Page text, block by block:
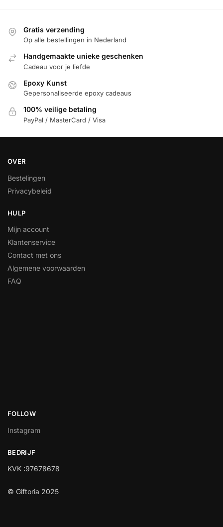
Gratis verzending
Op alle bestellingen in Nederland
Handgemaakte unieke geschenken
Cadeau voor je liefde
Epoxy Kunst
Gepersonaliseerde epoxy cadeaus
100% veilige betaling
PayPal / MasterCard / Visa
OVER
Bestelingen
Privacybeleid
HULP
Mijn account
Klantenservice
Contact met ons
Algemene voorwaarden
FAQ
FOLLOW
Instagram
BEDRIJF
KVK :97678678
© Giftoria 2025